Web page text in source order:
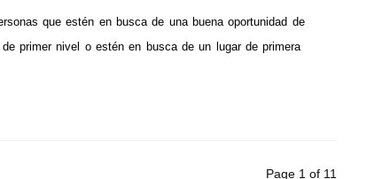
que estén en busca de una buena oportunidad de
primer nivel o estén en busca de un lugar de primera
Page 1 of 11